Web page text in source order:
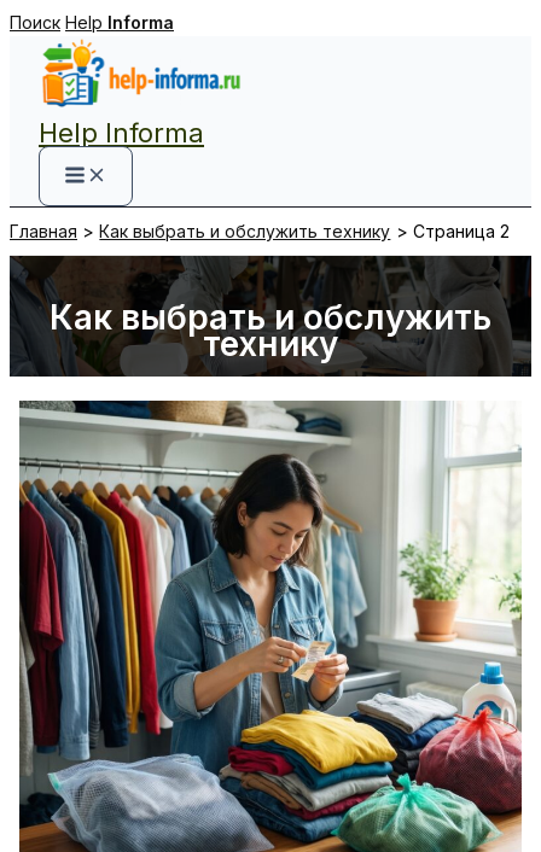
Перейти
содержимому
Поиск Help Informa
Help Informa
Главная Как выбрать и обслужить технику Страница 2
Как выбрать и обслужить
технику